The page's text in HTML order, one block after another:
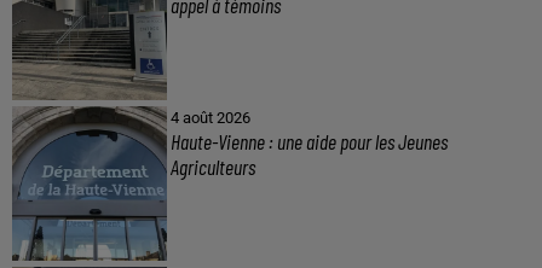
4 août 2026
Haute-Vienne : une aide pour les Jeunes
Agriculteurs